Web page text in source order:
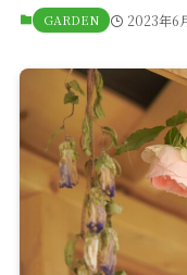
GARDEN 2023年6